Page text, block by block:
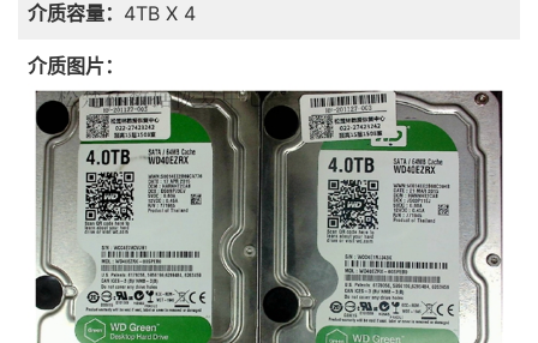
介质容量： 4TB X 4
介质图片：